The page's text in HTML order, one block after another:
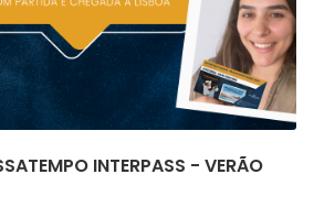
INTERPASS - VERÃO